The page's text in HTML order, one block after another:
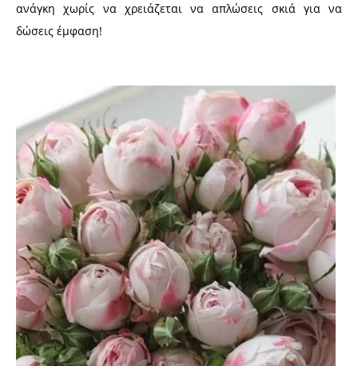
ανάγκη χωρίς να χρειάζεται να απλώσεις σκιά για να
δώσεις έμφαση!